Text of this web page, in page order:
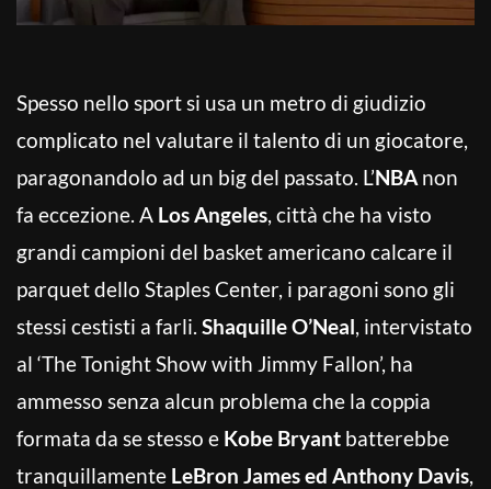
Spesso nello sport si usa un metro di giudizio
complicato nel valutare il talento di un giocatore,
paragonandolo ad un big del passato. L’NBA non
fa eccezione. A Los Angeles, città che ha visto
grandi campioni del basket americano calcare il
parquet dello Staples Center, i paragoni sono gli
stessi cestisti a farli. Shaquille O’Neal, intervistato
al ‘The Tonight Show with Jimmy Fallon’, ha
ammesso senza alcun problema che la coppia
formata da se stesso e Kobe Bryant batterebbe
tranquillamente LeBron James ed Anthony Davis,